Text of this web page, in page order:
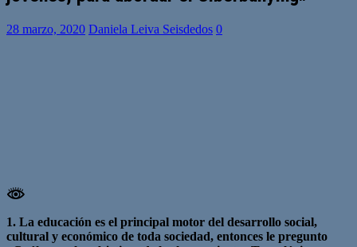
28 marzo, 2020 Daniela Leiva Seisdedos 0
1. La educación es el principal motor del desarrollo social,
cultural y económico de toda sociedad, entonces le pregunto